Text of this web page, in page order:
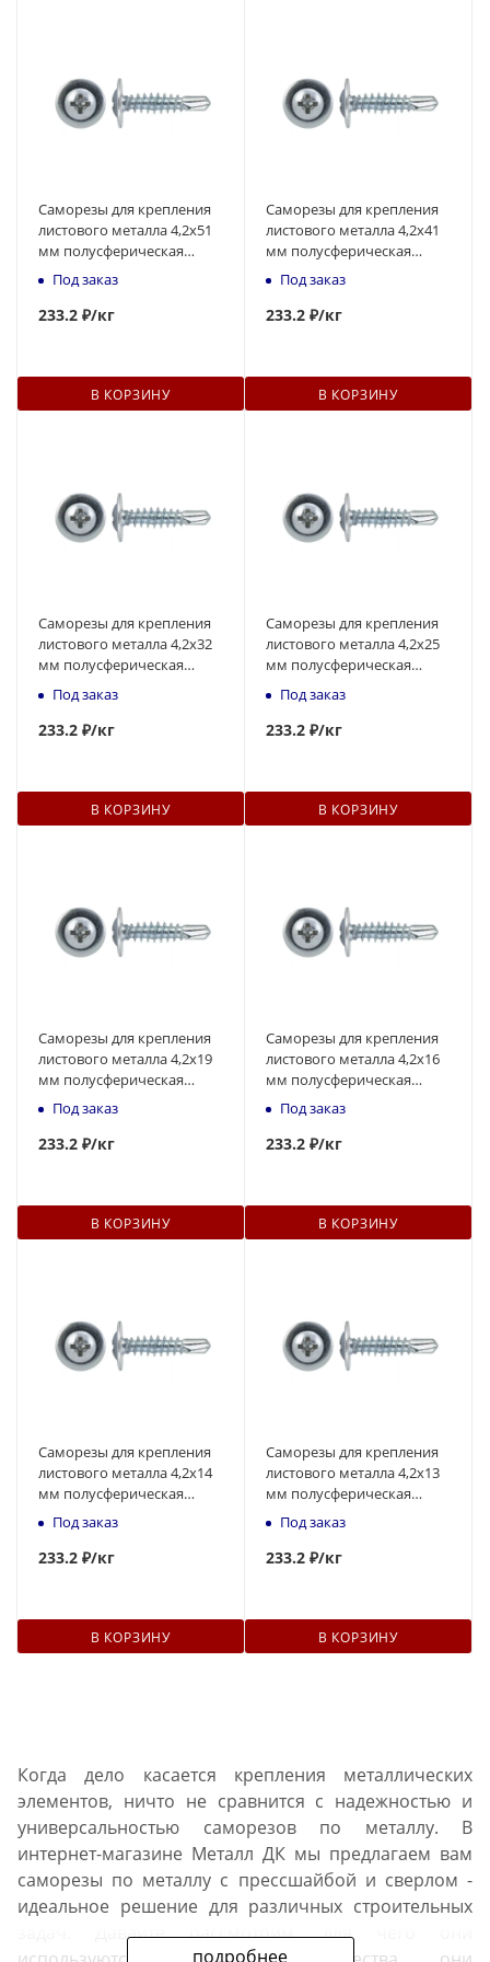
Саморезы для крепления
листового металла 4,2х51
мм полусферическая
головка, наконечник -
сверло
Под заказ
233.2 ₽/кг
В КОРЗИНУ
Саморезы для крепления
листового металла 4,2х41
мм полусферическая
головка, наконечник -
сверло
Под заказ
233.2 ₽/кг
В КОРЗИНУ
Саморезы для крепления
листового металла 4,2х32
мм полусферическая
головка, наконечник -
сверло
Под заказ
233.2 ₽/кг
В КОРЗИНУ
Саморезы для крепления
листового металла 4,2х25
мм полусферическая
головка, наконечник -
сверло
Под заказ
233.2 ₽/кг
В КОРЗИНУ
Саморезы для крепления
листового металла 4,2x19
мм полусферическая
головка, наконечник -
сверло
Под заказ
233.2 ₽/кг
В КОРЗИНУ
Саморезы для крепления
листового металла 4,2x16
мм полусферическая
головка, наконечник -
сверло
Под заказ
233.2 ₽/кг
В КОРЗИНУ
Саморезы для крепления
листового металла 4,2x14
мм полусферическая
головка, наконечник -
сверло
Под заказ
233.2 ₽/кг
В КОРЗИНУ
Саморезы для крепления
листового металла 4,2x13
мм полусферическая
головка, наконечник -
сверло
Под заказ
233.2 ₽/кг
В КОРЗИНУ
подробнее
Когда дело касается крепления металлических
элементов, ничто не сравнится с надежностью и
универсальностью саморезов по металлу. В
интернет-магазине Металл ДК мы предлагаем вам
саморезы по металлу с прессшайбой и сверлом -
идеальное решение для различных строительных
задач. Давайте рассмотрим, для чего они